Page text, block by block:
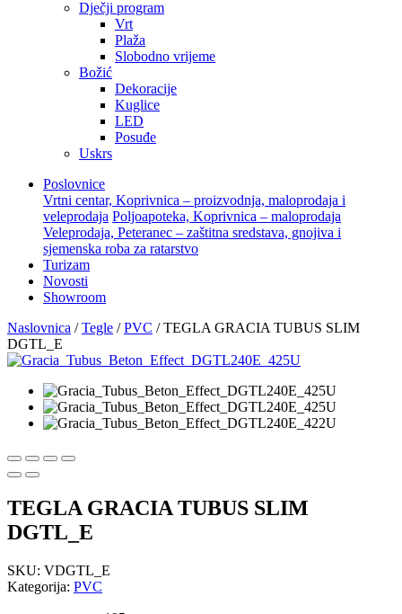
Dječji program
Vrt
Plaža
Slobodno vrijeme
Božić
Dekoracije
Kuglice
LED
Posuđe
Uskrs
Poslovnice
Vrtni centar, Koprivnica – proizvodnja, maloprodaja i
veleprodaja Poljoapoteka, Koprivnica – maloprodaja
Veleprodaja, Peteranec – zaštitna sredstava, gnojiva i
sjemenska roba za ratarstvo
Turizam
Novosti
Showroom
Naslovnica /Tegle /PVC / TEGLA GRACIA TUBUS SLIM
DGTL_E
TEGLA GRACIA TUBUS SLIM
DGTL_E
SKU: VDGTL_E
Kategorija: PVC